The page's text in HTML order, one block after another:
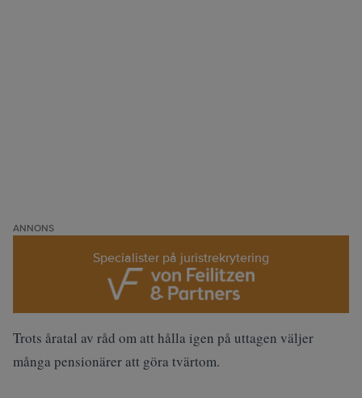
ANNONS
Specialister på juristrekrytering
Trots åratal av råd om att hålla igen på uttagen väljer
många pensionärer att göra tvärtom.